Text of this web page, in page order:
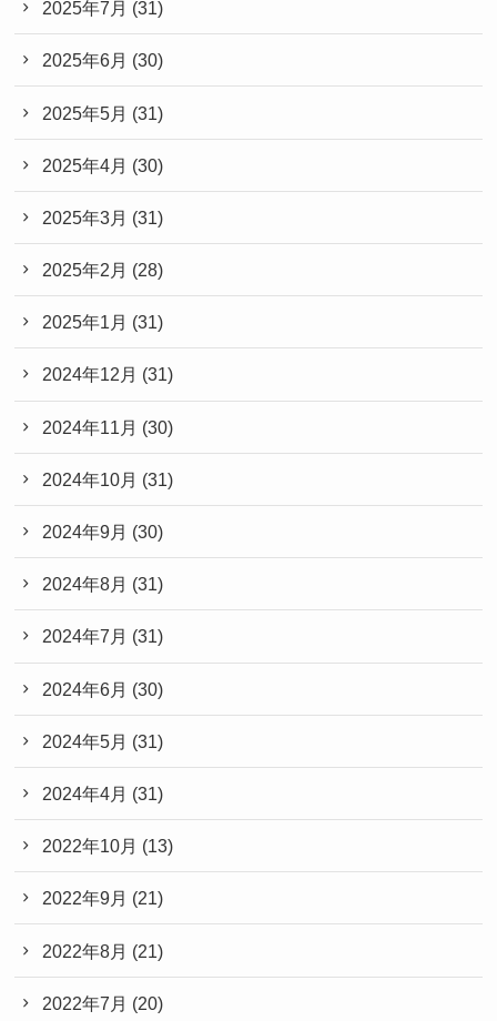
2025年7月 (31)
2025年6月 (30)
2025年5月 (31)
2025年4月 (30)
2025年3月 (31)
2025年2月 (28)
2025年1月 (31)
2024年12月 (31)
2024年11月 (30)
2024年10月 (31)
2024年9月 (30)
2024年8月 (31)
2024年7月 (31)
2024年6月 (30)
2024年5月 (31)
2024年4月 (31)
2022年10月 (13)
2022年9月 (21)
2022年8月 (21)
2022年7月 (20)